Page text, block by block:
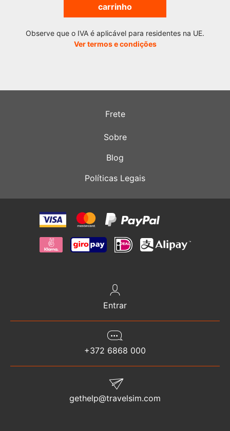
carrinho
Observe que o IVA é aplicável para residentes na UE.
Ver termos e condições
Frete
Sobre
Blog
Políticas Legais
Entrar
+372 6868 000
gethelp@travelsim.com